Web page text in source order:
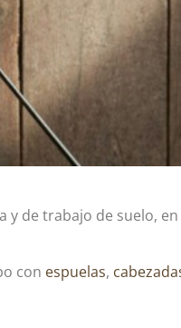
de trabajo de suelo,
con espuelas,